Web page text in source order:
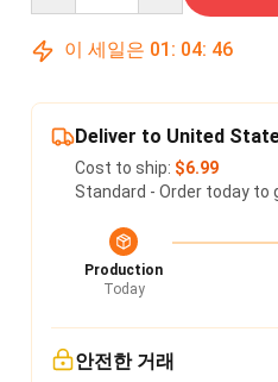
이 세일은 01 : 04: 45
Deliver to United
Cost to ship: $6.99
Standard - Order today to
Production
Today
안전한 거래